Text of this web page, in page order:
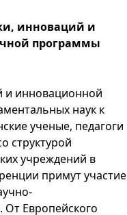
инноваций и
программы
и инновационной
наук к
ученые, педагоги
структурой
учреждений в
примут участие
От Европейского